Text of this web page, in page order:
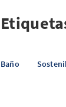
Baño